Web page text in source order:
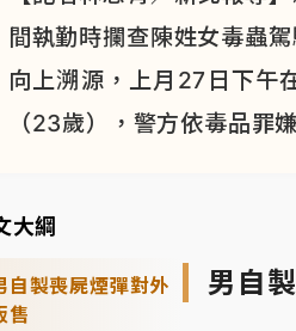
間執勤時攔查陳姓女毒蟲
向上溯源，上月27日下午
（23歲），警方依毒品罪
大綱
自製喪屍煙彈對外
售
男自